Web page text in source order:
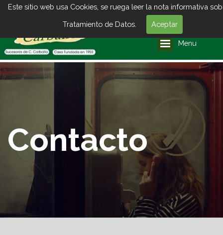
Este sitio web usa Cookies, se ruega leer la nota informativa
Tratamiento de Datos. Aceptar
Menu
Contacto